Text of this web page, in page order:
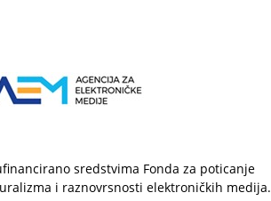
sredstvima Fonda za poticanje
i raznovrsnosti elektroničkih medija.